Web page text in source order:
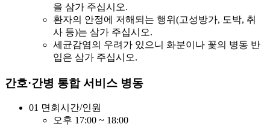
을 삼가 주십시오.
환자의 안정에 저해되는 행위(고성방가, 도박, 취
사 등)는 삼가 주십시오.
세균감염의 우려가 있으니 화분이나 꽃의 병동 반
입은 삼가 주십시오.
간호·간병 통합 서비스 병동
01 면회시간/인원
오후 17:00 ~ 18:00